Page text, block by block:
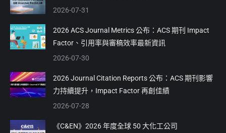
new new
2026-07-31
2026 ACS Journal Metrics 公布：ACS 期刊 Impact
Factor、引用率與審稿效率最新資訊
2026-07-30
2026 Journal Citation Reports 公布：ACS 期刊影響
力持續提升，Impact Factor 再創佳績
2026-07-28
《C&EN》2026 年度全球 50 大化工公司